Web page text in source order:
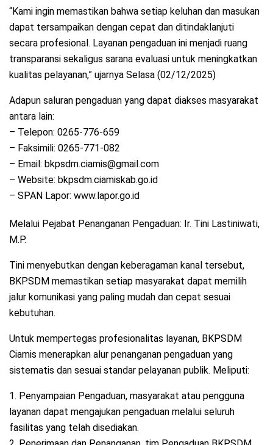
“Kami ingin memastikan bahwa setiap keluhan dan masukan
dapat tersampaikan dengan cepat dan ditindaklanjuti
secara profesional. Layanan pengaduan ini menjadi ruang
transparansi sekaligus sarana evaluasi untuk meningkatkan
kualitas pelayanan,” ujarnya Selasa (02/12/2025)
Adapun saluran pengaduan yang dapat diakses masyarakat
antara lain:
– Telepon: 0265-776-659
– Faksimili: 0265-771-082
– Email: bkpsdm.ciamis@gmail.com
– Website: bkpsdm.ciamiskab.go.id
– SPAN Lapor: www.lapor.go.id
Melalui Pejabat Penanganan Pengaduan: Ir. Tini Lastiniwati,
M.P.
Tini menyebutkan dengan keberagaman kanal tersebut,
BKPSDM memastikan setiap masyarakat dapat memilih
jalur komunikasi yang paling mudah dan cepat sesuai
kebutuhan.
Untuk mempertegas profesionalitas layanan, BKPSDM
Ciamis menerapkan alur penanganan pengaduan yang
sistematis dan sesuai standar pelayanan publik. Meliputi:
1. Penyampaian Pengaduan, masyarakat atau pengguna
layanan dapat mengajukan pengaduan melalui seluruh
fasilitas yang telah disediakan.